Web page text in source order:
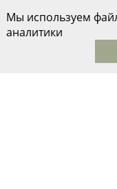
Мы используем
аналитики